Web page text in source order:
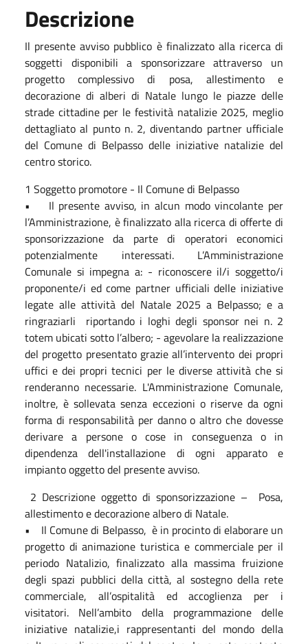
Descrizione
Il presente avviso pubblico è finalizzato alla ricerca di
soggetti disponibili a sponsorizzare attraverso un
progetto complessivo di posa, allestimento e
decorazione di alberi di Natale lungo le piazze delle
strade cittadine per le festività natalizie 2025, meglio
dettagliato al punto n. 2, diventando partner ufficiale
del Comune di Belpasso delle iniziative natalizie del
centro storico.
1 Soggetto promotore - Il Comune di Belpasso
• Il presente avviso, in alcun modo vincolante per
l’Amministrazione, è finalizzato alla ricerca di offerte di
sponsorizzazione da parte di operatori economici
potenzialmente interessati. L’Amministrazione
Comunale si impegna a: - riconoscere il/i soggetto/i
proponente/i ed come partner ufficiali delle iniziative
legate alle attività del Natale 2025 a Belpasso; e a
ringraziarli riportando i loghi degli sponsor nei n. 2
totem ubicati sotto l’albero; - agevolare la realizzazione
del progetto presentato grazie all’intervento dei propri
uffici e dei propri tecnici per le diverse attività che si
renderanno necessarie. L'Amministrazione Comunale,
inoltre, è sollevata senza eccezioni o riserve da ogni
forma di responsabilità per danno o altro che dovesse
derivare a persone o cose in conseguenza o in
dipendenza dell'installazione di ogni apparato e
impianto oggetto del presente avviso.
2 Descrizione oggetto di sponsorizzazione – Posa,
allestimento e decorazione albero di Natale.
• Il Comune di Belpasso, è in procinto di elaborare un
progetto di animazione turistica e commerciale per il
periodo Natalizio, finalizzato alla massima fruizione
degli spazi pubblici della città, al sostegno della rete
commerciale, all’ospitalità ed accoglienza per i
visitatori. Nell’ambito della programmazione delle
iniziative natalizie,i rappresentanti del mondo della